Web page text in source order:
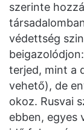
szerinte
védettség
terjed, mint a
vehető), de
okoz. Rusvai
ebben, egyes